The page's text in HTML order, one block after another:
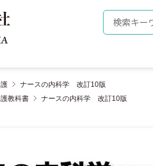
検索キーワ
ナースの内科学 改訂10版
教科書 ナースの内科学 改訂10版